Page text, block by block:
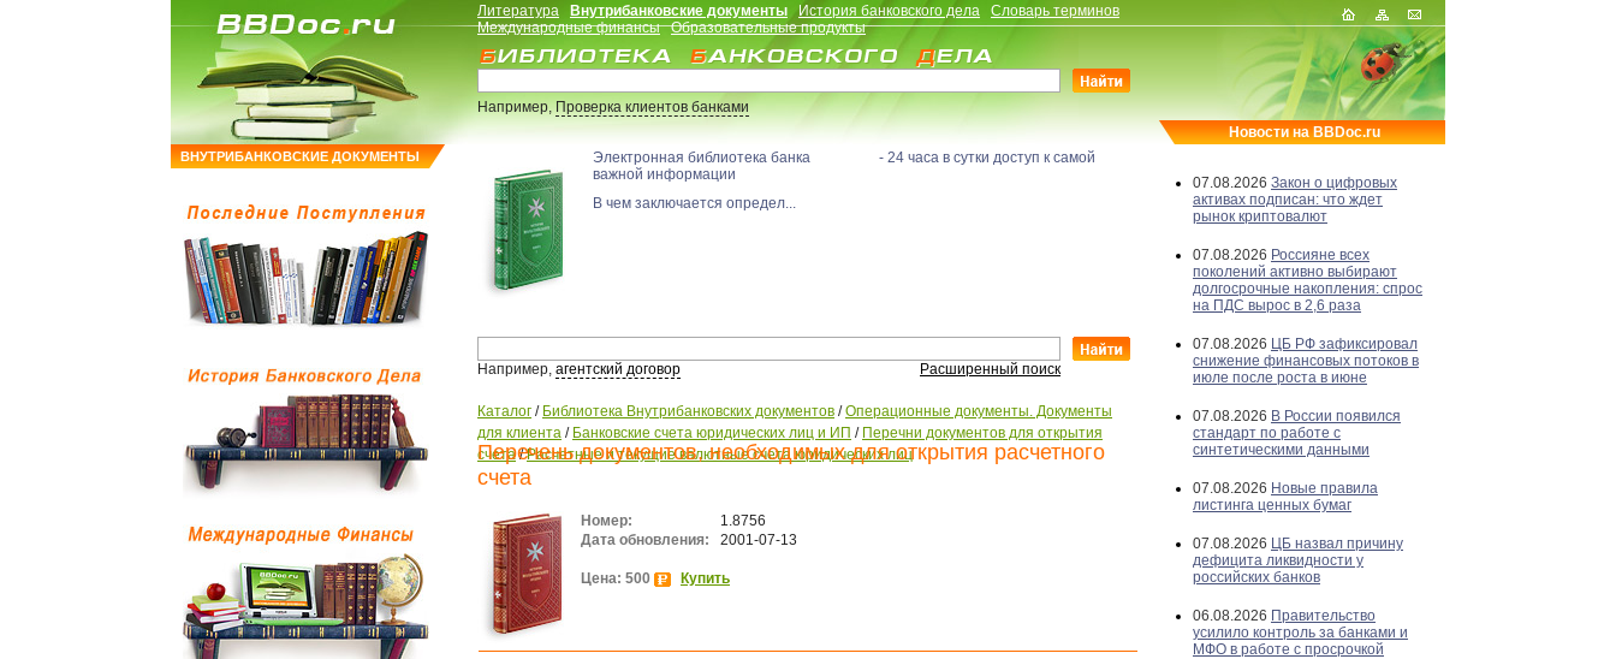
ВНУТРИБАНКОВСКИЕ ДОКУМЕНТЫ
Литература Внутрибанковские документы История банковского дела
Словарь терминов
Международные финансы
Образовательные продукты
Например,Проверка клиентов банками
Электронная библиотека банка - 24 часа в сутки доступ к самой
важной информации
В чем заключается определ...
Например, агентский договор Расширенный поиск
Каталог / Библиотека Внутрибанковских документов /Операционные документы. Документы
для клиента / Банковские счета юридических лиц и ИП / Перечни документов для открытия
счета/Расчетные и текущие валютные счета юридических лиц
Перечень документов, необходимых для открытия расчетного
счета
Номер:
1.8756
Дата обновления:
2001-07-13
Цена: 500 Купить
Новости на BBDoc.ru
07.08.2026 Закон о цифровых
активах подписан: что ждет
рынок криптовалют
07.08.2026 Россияне всех
поколений активно выбирают
долгосрочные накопления: спрос
на ПДС вырос в 2,6 раза
07.08.2026 ЦБ РФ зафиксировал
снижение финансовых потоков в
июле после роста в июне
07.08.2026 В России появился
стандарт по работе с
синтетическими данными
07.08.2026 Новые правила
листинга ценных бумаг
07.08.2026 ЦБ назвал причину
дефицита ликвидности у
российских банков
06.08.2026 Правительство
усилило контроль за банками и
МФО в работе с просрочкой